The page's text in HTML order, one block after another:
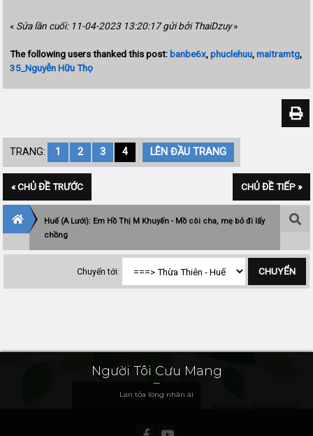
« Sửa lần cuối: 11-04-2023 13:20:17 gửi bởi ThaiDzuy»
The following users thanked this post: banbe6x,phuclehuu,maitramtg,
35_Nguyễn Hữu Thọ
TRANG: 1 2 3 4 LÊN ĐẦU TRANG
« CHỦ ĐỀ TRƯỚC CHỦ ĐỀ TIẾP »
Huế (A Lưới): Em Hồ Thị M Khuyến - Mồ côi cha, mẹ bỏ đi lấy
chồng
Chuyển tới:
Người Tôi Cưu Mang
Lan tỏa lòng nhân ái